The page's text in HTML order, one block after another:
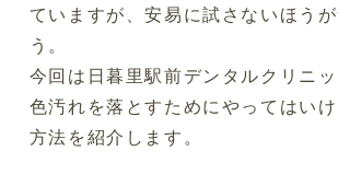
ていますが、安易に試さないほう
う。
今回は日暮里駅前デンタルクリニ
色汚れを落とすためにやってはい
方法を紹介します。